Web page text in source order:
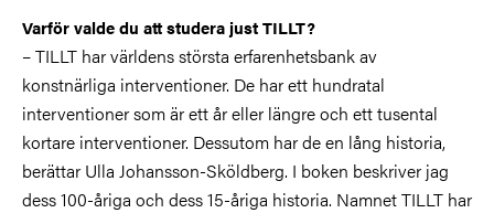
Varför valde du att studera just TILLT?
– TILLT har världens största erfarenhetsbank av
konstnärliga interventioner. De har ett hundratal
interventioner som är ett år eller längre och ett tusental
kortare interventioner. Dessutom har de en lång historia,
berättar Ulla Johansson-Sköldberg. I boken beskriver jag
dess 100-åriga och dess 15-åriga historia. Namnet TILLT har